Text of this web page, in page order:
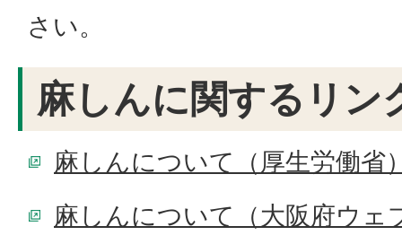
さい。
麻しんに関するリン
麻しんについて（厚生労働省
麻しんについて（大阪府ウェ